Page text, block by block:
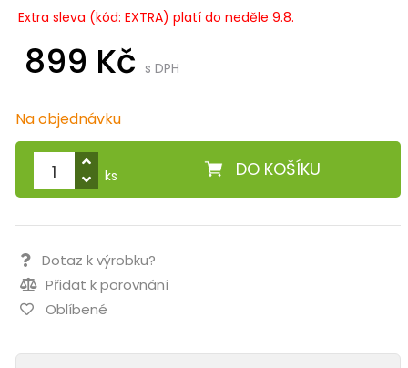
Extra sleva (kód: EXTRA) platí do neděle 9.8.
899 Kč s DPH
Na objednávku
DO KOŠÍKU
ks
Dotaz k výrobku?
Přidat k porovnání
Oblíbené